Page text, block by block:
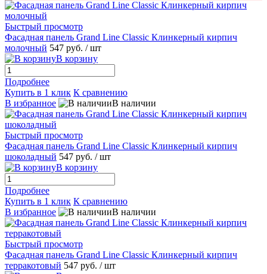
Быстрый просмотр
Фасадная панель Grand Line Classic Клинкерный кирпич
молочный 547 руб. / шт
В корзину
Подробнее
Купить в 1 клик К сравнению
В избранное
В наличии
Быстрый просмотр
Фасадная панель Grand Line Classic Клинкерный кирпич
шоколадный 547 руб. / шт
В корзину
Подробнее
Купить в 1 клик К сравнению
В избранное
В наличии
Быстрый просмотр
Фасадная панель Grand Line Classic Клинкерный кирпич
терракотовый 547 руб. / шт